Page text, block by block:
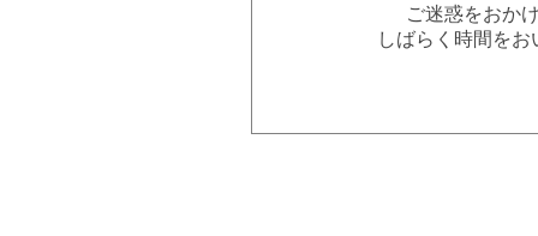
ご迷惑をおか
しばらく時間を